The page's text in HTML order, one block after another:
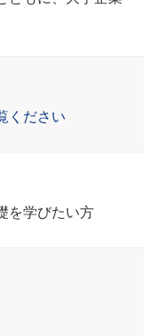
ください
を学びたい方